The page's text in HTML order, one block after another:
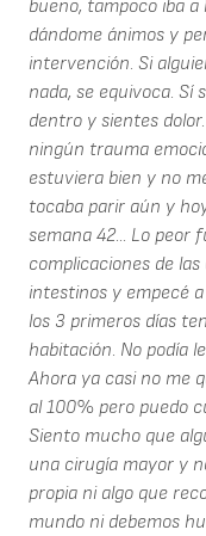
bueno, tampoco iba
dándome ánimos y
intervención. Si
nada, se equivoca.
dentro y sientes
ningún trauma
estuviera bien y no
tocaba parir aún y
semana 42... Lo peor
complicaciones de
intestinos y empecé
los 3 primeros días
habitación. No podía
Ahora ya casi no me
al 100% pero puedo
Siento mucho que
una cirugía mayor y
propia ni algo que
mundo ni debemos